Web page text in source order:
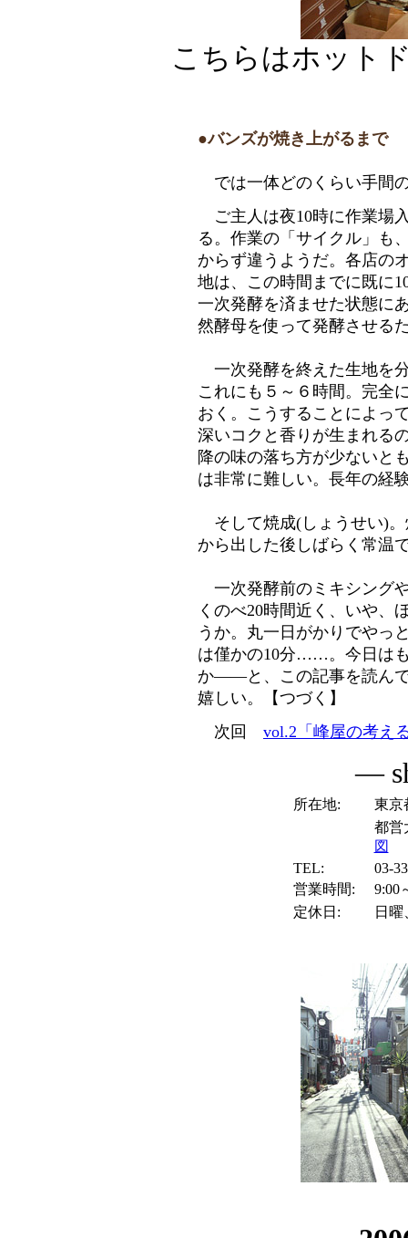
こちらはホット
●バンズが焼き上がるまで
では一体どのくらい手間
ご主人は夜10時に作業場
る。作業の「サイクル」も
からず違うようだ。各店の
地は、この時間までに既に
一次発酵を済ませた状態に
然酵母を使って発酵させる
一次発酵を終えた生地を
これにも５～６時間。完全
おく。こうすることによっ
深いコクと香りが生まれる
降の味の落ち方が少ないと
は非常に難しい。長年の経
そして焼成(しょうせい)。
から出した後しばらく常温
一次発酵前のミキシング
くのべ20時間近く、いや、
うか。丸一日がかりでやっ
は僅かの10分……。今日は
か――と、この記事を読ん
嬉しい。【つづく】
次回 vol.2「峰屋の考え
―
所在地:
東京
都
図
TEL:
03-
営業時間:
9:00
定休日:
日曜